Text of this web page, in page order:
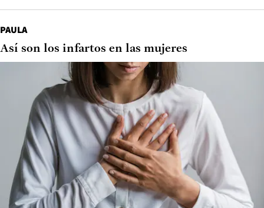
PAULA
Así son los infartos en las mujeres